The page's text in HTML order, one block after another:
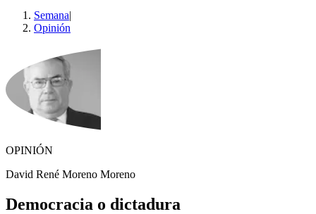
Semana|
Opinión
OPINIÓN
David René Moreno Moreno
Democracia o dictadura